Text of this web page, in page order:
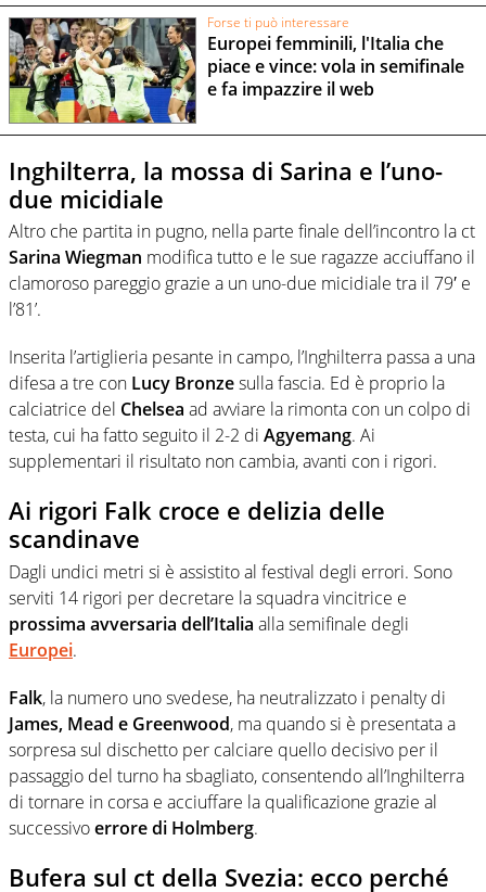
Forse ti può interessare
Europei femminili, l'Italia che
piace e vince: vola in semifinale
e fa impazzire il web
Inghilterra, la mossa di Sarina e l’uno-
due micidiale
Altro che partita in pugno, nella parte finale dell’incontro la ct
Sarina Wiegman modifica tutto e le sue ragazze acciuffano il
clamoroso pareggio grazie a un uno-due micidiale tra il 79′ e
l’81’.
Inserita l’artiglieria pesante in campo, l’Inghilterra passa a una
difesa a tre con Lucy Bronzesulla fascia. Ed è proprio la
calciatrice del Chelsea ad avviare la rimonta con un colpo di
testa, cui ha fatto seguito il 2-2 di Agyemang. Ai
supplementari il risultato non cambia, avanti con i rigori.
Ai rigori Falk croce e delizia delle
scandinave
Dagli undici metri si è assistito al festival degli errori. Sono
serviti 14 rigori per decretare la squadra vincitrice e
prossima avversaria dell’Italia alla semifinale degli
Europei.
Falk, la numero uno svedese, ha neutralizzato i penalty di
James, Mead e Greenwood, ma quando si è presentata a
sorpresa sul dischetto per calciare quello decisivo per il
passaggio del turno ha sbagliato, consentendo all’Inghilterra
di tornare in corsa e acciuffare la qualificazione grazie al
successivoerrore di Holmberg.
Bufera sul ct della Svezia: ecco perché